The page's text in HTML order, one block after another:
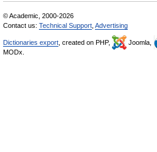
© Academic, 2000-2026
Contact us: Technical Support Advertising
Dictionaries export , created on PHP, Joomla,
MODx.